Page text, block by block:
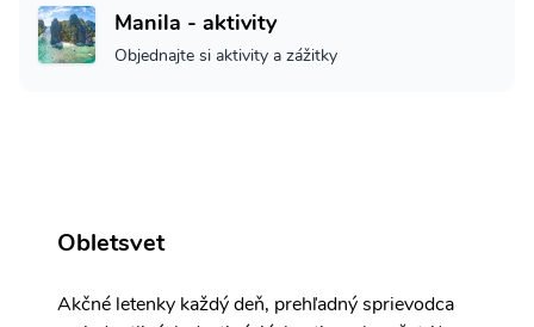
Manila - aktivity
Objednajte si aktivity a zážitky
Obletsvet
Akčné letenky každý deň, prehľadný sprievodca